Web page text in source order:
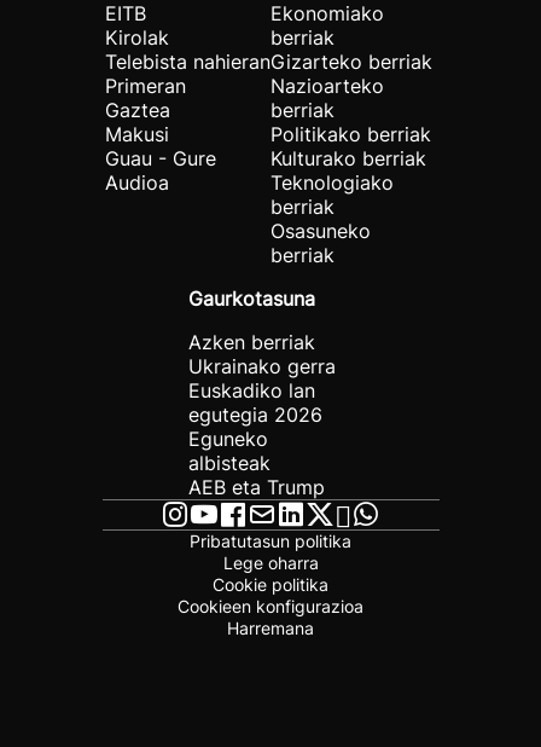
EITB
Kirolak
Telebista nahieran
Primeran
Gaztea
Makusi
Guau - Gure
Audioa
Ekonomiako
berriak
Gizarteko berriak
Nazioarteko
berriak
Politikako berriak
Kulturako berriak
Teknologiako
berriak
Osasuneko
berriak
Gaurkotasuna
Azken berriak
Ukrainako gerra
Euskadiko lan
egutegia 2026
Eguneko
albisteak
AEB eta Trump
Pribatutasun politika
Lege oharra
Cookie politika
Cookieen konfigurazioa
Harremana